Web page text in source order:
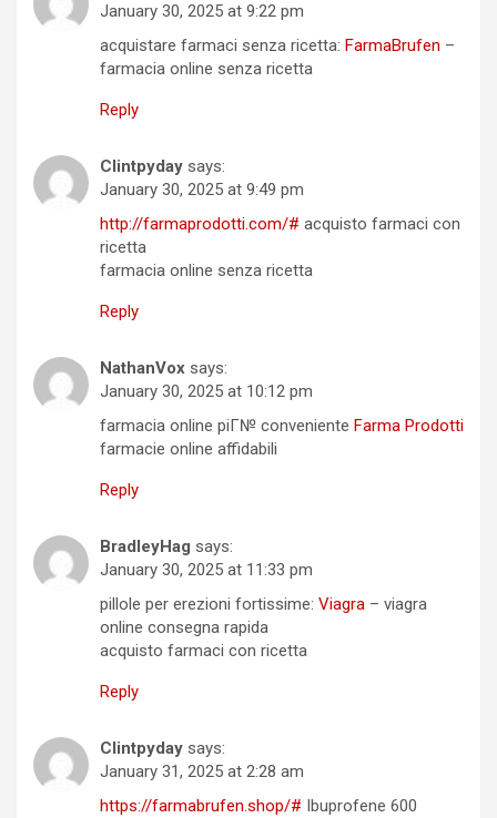
January 30, 2025 at 9:22 pm
acquistare farmaci senza ricetta: FarmaBrufen –
farmacia online senza ricetta
Reply
Clintpyday says:
January 30, 2025 at 9:49 pm
http://farmaprodotti.com/# acquisto farmaci con
ricetta
farmacia online senza ricetta
Reply
NathanVox says:
January 30, 2025 at 10:12 pm
farmacia online piГ№ conveniente Farma Prodotti
farmacie online affidabili
Reply
BradleyHag says:
January 30, 2025 at 11:33 pm
pillole per erezioni fortissime: Viagra – viagra
online consegna rapida
acquisto farmaci con ricetta
Reply
Clintpyday says:
January 31, 2025 at 2:28 am
https://farmabrufen.shop/# Ibuprofene 600